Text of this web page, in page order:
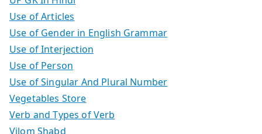
Use of Articles
Use of Gender in English Grammar
Use of Interjection
Use of Person
Use of Singular And Plural Number
Vegetables Store
Verb and Types of Verb
Vilom Shabd